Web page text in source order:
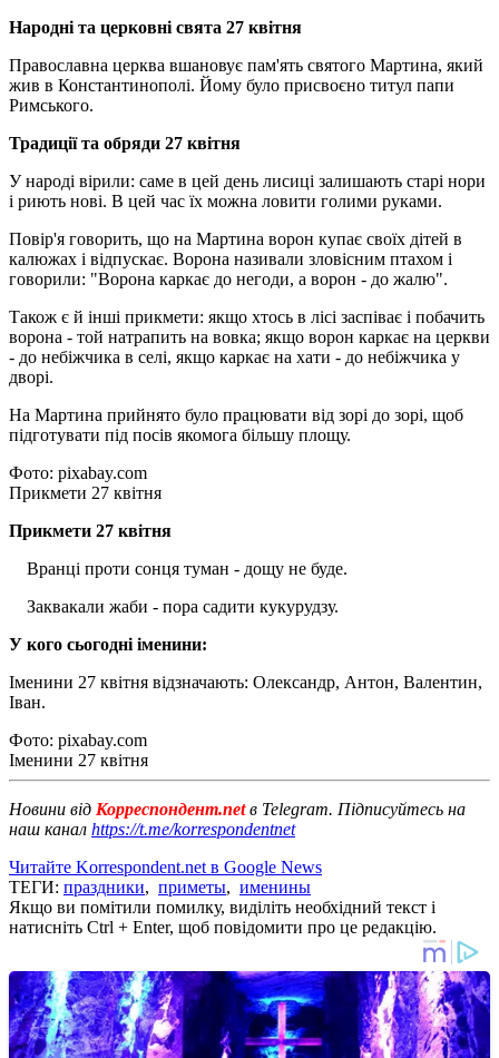
Народні та церковні свята 27 квітня
Православна церква вшановує пам'ять святого Мартина, який
жив в Константинополі. Йому було присвоєно титул папи
Римського.
Традиції та обряди 27 квітня
У народі вірили: саме в цей день лисиці залишають старі нори
і риють нові. В цей час їх можна ловити голими руками.
Повір'я говорить, що на Мартина ворон купає своїх дітей в
калюжах і відпускає. Ворона називали зловісним птахом і
говорили: "Ворона каркає до негоди, а ворон - до жалю".
Також є й інші прикмети: якщо хтось в лісі заспіває і побачить
ворона - той натрапить на вовка; якщо ворон каркає на церкви
- до небіжчика в селі, якщо каркає на хати - до небіжчика у
дворі.
На Мартина прийнято було працювати від зорі до зорі, щоб
підготувати під посів якомога більшу площу.
Фото: pixabay.com
Прикмети 27 квітня
Прикмети 27 квітня
Вранці проти сонця туман - дощу не буде.
Заквакали жаби - пора садити кукурудзу.
У кого сьогодні іменини:
Іменини 27 квітня відзначають: Олександр, Антон, Валентин,
Іван.
Фото: pixabay.com
Іменини 27 квітня
Новини від Корреспондент.netв Telegram. Підписуйтесь на
наш канал https://t.me/korrespondentnet
Читайте Korrespondent.net в Google News
ТЕГИ: праздники, приметы, именины
Якщо ви помітили помилку, виділіть необхідний текст і
натисніть Ctrl + Enter, щоб повідомити про це редакцію.